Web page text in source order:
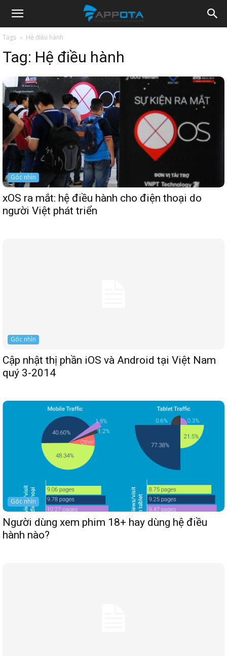
Appota
News
Tags Hệ điều hành
Tag: Hệ điều hành
Góc nhìn
xOS ra mắt: hệ điều hành cho điện thoại do
người Việt phát triển
Góc nhìn
Cập nhật thị phần iOS và Android tại Việt Nam
quý 3-2014
Góc nhìn
Người dùng xem phim 18+ hay dùng hệ điều
hành nào?